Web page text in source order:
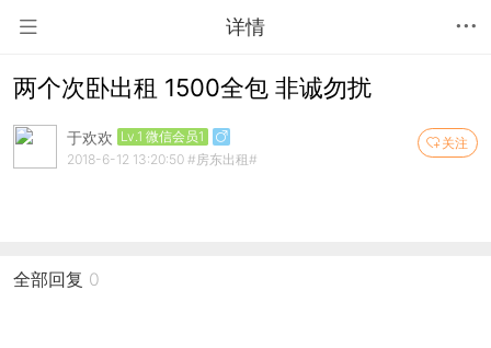
详情
两个次卧出租 1500全包 非诚勿扰
关注
于欢欢 Lv.1 微信会员1
2018-6-12 13:20:50 #房东出租#
全部回复 0